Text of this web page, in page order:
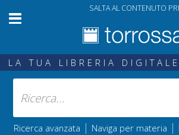
SALTA AL CONTENUTO
LA TUA LIBRERIA
Ricerca avanzata | Naviga per materia |